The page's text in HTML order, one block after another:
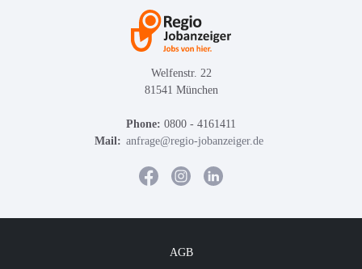
Welfenstr. 22
81541 München
Phone: 0800 - 4161411
Mail: anfrage@regio-jobanzeiger.de
AGB